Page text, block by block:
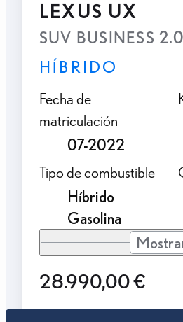
LEXUS UX
SUV BUSINESS
HÍBRIDO
Fecha de
matriculación
07-2022
Tipo de combustible
Híbrido
Gasolina
28.990,00 €